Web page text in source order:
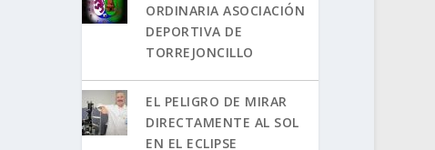
ORDINARIA ASOCIACIÓN
DEPORTIVA DE
TORREJONCILLO
EL PELIGRO DE MIRAR
DIRECTAMENTE AL SOL
EN EL ECLIPSE